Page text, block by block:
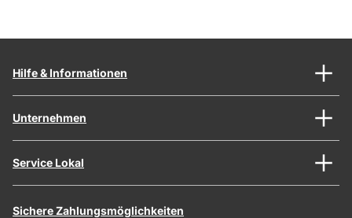
Hilfe & Informationen
Unternehmen
Service Lokal
Sichere Zahlungsmöglichkeiten